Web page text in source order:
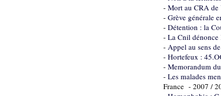
- Mort au CRA de
- Grève générale
- Détention : la
- La Cnil
- Appel au sens
- Hortefeux :
- Memorandum
- Les malades
France - 2007 /